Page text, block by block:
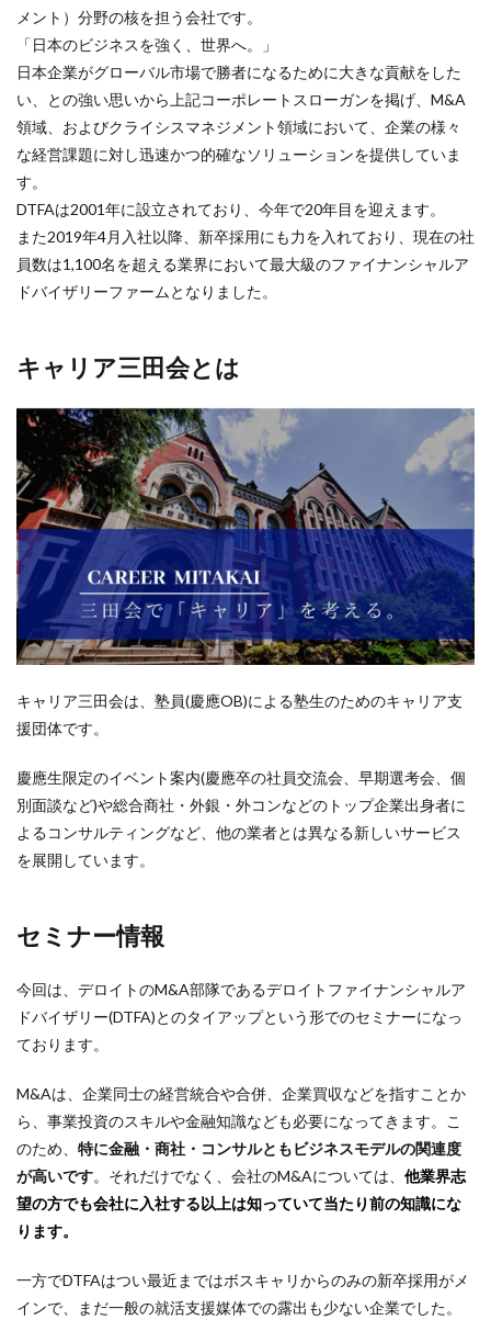
メント）分野の核を担う会社です。
「日本のビジネスを強く、世界へ。」
日本企業がグローバル市場で勝者になるために大きな貢献をした
い、との強い思いから上記コーポレートスローガンを掲げ、M&A
領域、およびクライシスマネジメント領域において、企業の様々
な経営課題に対し迅速かつ的確なソリューションを提供していま
す。
DTFAは2001年に設立されており、今年で20年目を迎えます。
また2019年4月入社以降、新卒採用にも力を入れており、現在の社
員数は1,100名を超える業界において最大級のファイナンシャルア
ドバイザリーファームとなりました。
キャリア三田会とは
キャリア三田会は、塾員(慶應OB)による塾生のためのキャリア支
援団体です。
慶應生限定のイベント案内(慶應卒の社員交流会、早期選考会、個
別面談など)や総合商社・外銀・外コンなどのトップ企業出身者に
よるコンサルティングなど、他の業者とは異なる新しいサービス
を展開しています。
セミナー情報
今回は、デロイトのM&A部隊であるデロイトファイナンシャルア
ドバイザリー(DTFA)とのタイアップという形でのセミナーになっ
ております。
M&Aは、企業同士の経営統合や合併、企業買収などを指すことか
ら、事業投資のスキルや金融知識なども必要になってきます。こ
のため、 特に金融・商社・コンサルともビジネスモデルの関連度
が高いです。それだけでなく、会社のM&Aについては、 他業界志
望の方でも会社に入社する以上は知っていて当たり前の知識にな
ります。
一方でDTFAはつい最近まではボスキャリからのみの新卒採用がメ
インで、まだ一般の就活支援媒体での露出も少ない企業でした。